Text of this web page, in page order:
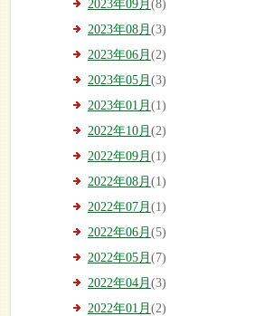
2023年09月 (8)
2023年08月 (3)
2023年06月 (2)
2023年05月 (3)
2023年01月 (1)
2022年10月 (2)
2022年09月 (1)
2022年08月 (1)
2022年07月 (1)
2022年06月 (5)
2022年05月 (7)
2022年04月 (3)
2022年01月 (2)